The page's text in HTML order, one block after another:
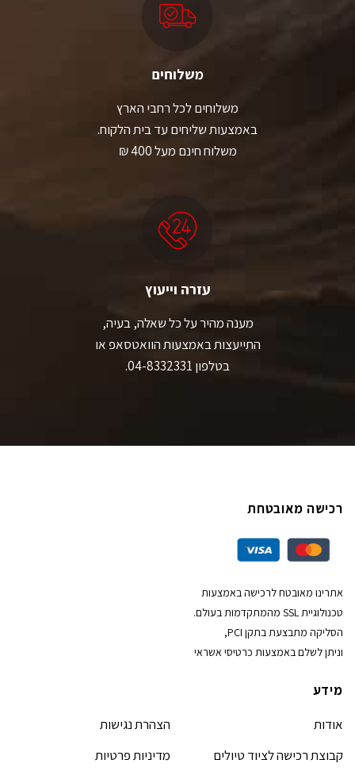
משלוחים
משלוחים לכל רחבי הארץ
באמצעות שליחים עד בית הלקוח.
משלוח חינם מעל 400 ₪
עזרה וייעוץ
מענה מהיר על כל שאלה, בעיה,
התייעצות באמצעות הוואטסאפ או
בטלפון 04-8332331.
רכישה מאובטחת
אתרינו מאובטח לרכישה באמצעות
טכנולוגיית SSL מהמתקדמות בעולם.
הסליקה מתבצעת בתקן PCI,
וניתן לשלם באמצעות כרטיסי אשראי
מידע
אודות
קבוצת רכישה לציוד טיולים
הצהרת נגישות
מדיניות פרטיות